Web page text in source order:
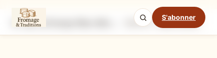
S'abonner
Ingrédients Étapes
Mode cuisine